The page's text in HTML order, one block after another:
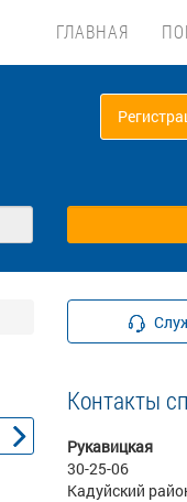
ГЛАВНАЯ
Контакты
Рукавицкая
30-25-06
Кадуйский